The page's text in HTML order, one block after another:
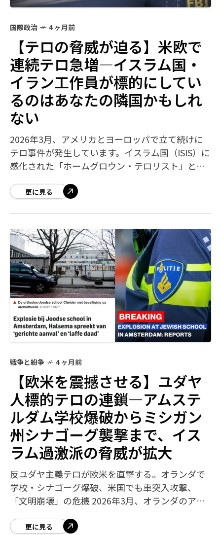
国際政治 4 ヶ月前
【テロの脅威が迫る】米欧で
連続テロ急増—イスラム国・
イラン工作員が標的にしてい
るのはあなたの隣国かもしれ
ない
2026年3月、アメリカとヨーロッパで立て続けに
テロ事件が発生しています。イスラム国（ISIS）に
感化された「ホームグロウン・テロリスト」と、
側諸国の市民の安全が脅かされていま
更に見る
戦争と紛争 4 ヶ月前
【欧米を震撼させる】ユダヤ
人標的テロの連鎖—アムステ
ルダム学校爆破からミシガン
州シナゴーグ襲撃まで、イス
ラム過激派の脅威が拡大
反ユダヤ主義テロが欧米を直撃する。オランダで
学校・シナゴーグ爆破、米国でも車突入攻撃、
「文明崩壊」の危機 2026年3月、オランダのアム
いで爆破・放火され、米国ミシガン州のシナ
更に見る